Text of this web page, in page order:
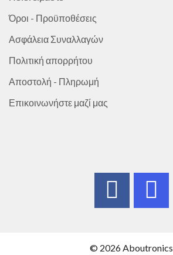
Όροι - Προϋποθέσεις
Ασφάλεια Συναλλαγών
Πολιτική απορρήτου
Αποστολή - Πληρωμή
Επικοινωνήστε μαζί μας
© 2026 Aboutronics